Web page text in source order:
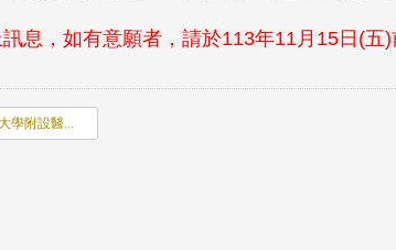
息，如有意願者，請於113年11月15日(五
臺北醫學大學附設醫院獎助金申請表.pdf